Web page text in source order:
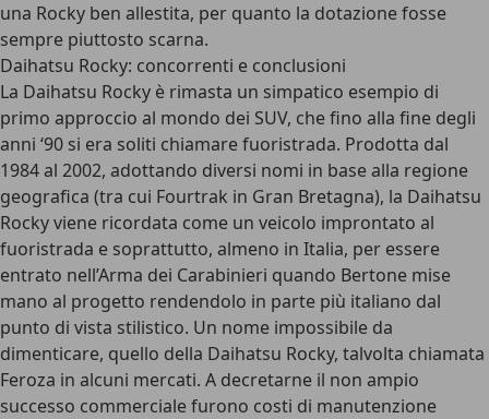
una Rocky ben allestita, per quanto la dotazione fosse
sempre piuttosto scarna.
Daihatsu Rocky: concorrenti e conclusioni
La Daihatsu Rocky è rimasta un simpatico esempio di
primo approccio al mondo dei SUV, che fino alla fine degli
anni ‘90 si era soliti chiamare fuoristrada. Prodotta dal
1984 al 2002, adottando diversi nomi in base alla regione
geografica (tra cui Fourtrak in Gran Bretagna), la Daihatsu
Rocky viene ricordata come un veicolo improntato al
fuoristrada e soprattutto, almeno in Italia, per essere
entrato nell’Arma dei Carabinieri quando Bertone mise
mano al progetto rendendolo in parte più italiano dal
punto di vista stilistico. Un nome impossibile da
dimenticare, quello della Daihatsu Rocky, talvolta chiamata
Feroza in alcuni mercati. A decretarne il non ampio
successo commerciale furono costi di manutenzione